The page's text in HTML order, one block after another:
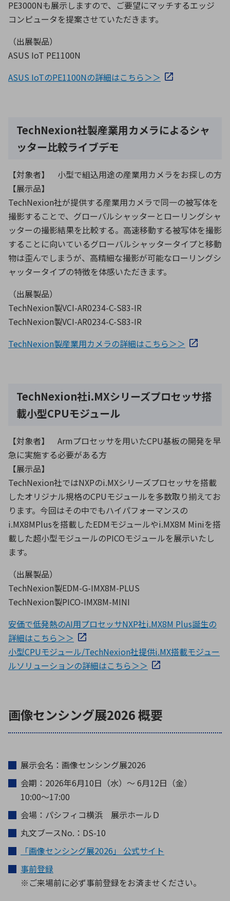
PE3000Nも展示しますので、ご要望にマッチするエッジ
コンピュータを提案させていただきます。
（出展製品）
ASUS IoT PE1100N
ASUS IoTのPE1100Nの詳細はこちら＞＞
TechNexion社製産業用カメラによるシャ
ッター比較ライブデモ
【対象者】 小型で組込用途の産業用カメラをお探しの方
【展示品】
TechNexion社が提供する産業用カメラで同一の被写体を
撮影することで、グローバルシャッターとローリングシャ
ッターの撮影結果を比較する。高速移動する被写体を撮影
することに向いているグローバルシャッタータイプと移動
物は歪んでしまうが、高精細な撮影が可能なローリングシ
ャッタータイプの特徴を体感いただきます。
（出展製品）
TechNexion製VCI-AR0234-C-S83-IR
TechNexion製VCI-AR0234-C-S83-IR
TechNexion製産業用カメラの詳細はこちら＞＞
TechNexion社i.MXシリーズプロセッサ搭
載小型CPUモジュール
【対象者】 Armプロセッサを用いたCPU基板の開発を早
急に実施する必要がある方
【展示品】
TechNexion社ではNXPのi.MXシリーズプロセッサを搭載
したオリジナル規格のCPUモジュールを多数取り揃えてお
ります。今回はその中でもハイパフォーマンスの
i.MX8MPlusを搭載したEDMモジュールやi.MX8M Miniを搭
載した超小型モジュールのPICOモジュールを展示いたし
ます。
（出展製品）
TechNexion製EDM-G-IMX8M-PLUS
TechNexion製PICO-IMX8M-MINI
安価で低発熱のAI用プロセッサNXP社i.MX8M Plus誕生の
詳細はこちら＞＞
小型CPUモジュール/TechNexion社提供i.MX搭載モジュー
ルソリューションの詳細はこちら＞＞
画像センシング展2026 概要
展示会名：画像センシング展2026
会期：2026年6月10日（水）～ 6月12日（金）
10:00～17:00
会場：パシフィコ横浜 展示ホールＤ
丸文ブースNo.：DS-10
「画像センシング展2026」 公式サイト
事前登録
※ご来場前に必ず事前登録をお済ませください。